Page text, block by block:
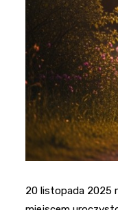
20 listopada 2025